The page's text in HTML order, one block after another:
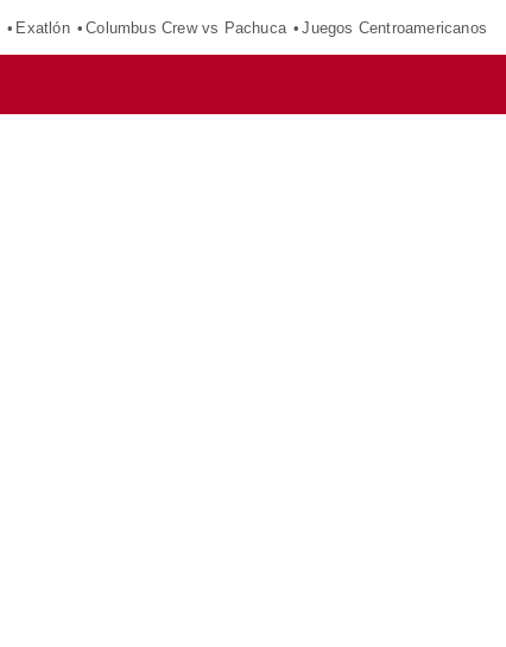
Exatlón Columbus Crew vs Pachuca Juegos Centroamericanos